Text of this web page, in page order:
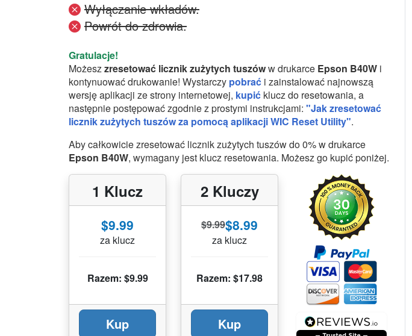
Wyłączanie wkładów.
Powrót do zdrowia.
Gratulacje!
Możeszzresetować licznik zużytych tuszóww drukarce Epson B40W i
kontynuować drukowanie! Wystarczy pobrać i zainstalować najnowszą
wersję aplikacji ze strony internetowej, kupić klucz do resetowania, a
następnie postępować zgodnie z prostymi instrukcjami: "Jak zresetować
licznik zużytych tuszów za pomocą aplikacji WIC Reset Utility".
Aby całkowicie zresetować licznik zużytych tuszów do 0% w drukarce
Epson B40W, wymagany jest klucz resetowania. Możesz go kupić poniżej.
1 Klucz
$9.99
za klucz
Razem: $9.99
Kup
2 Kluczy
$9.99$8.99
za klucz
Razem: $17.98
Kup